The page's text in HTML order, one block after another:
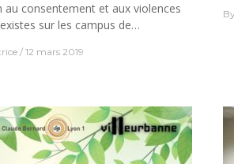
au consentement et aux violences
sur les campus de…
12 mars 2019
By